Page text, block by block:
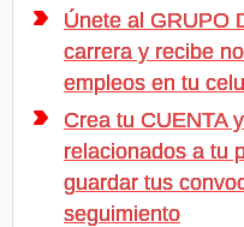
Únete al GRUPO
carrera y recibe
empleos en tu
Crea tu CUENTA
relacionados a tu
guardar tus
seguimiento